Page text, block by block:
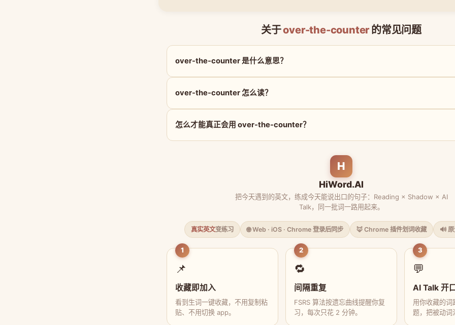
关于over-the-counter 的常见问题
over-the-counter 是什么意思？
over-the-counter 怎么读？
怎么才能真正会用 over-the-counter？
H
HiWord.AI
把今天遇到的英文，练成今天能说出口的句子：Reading × Shadow × AI
Talk，同一批词一路用起来。
真实英文变练习 🌐 Web · iOS · Chrome 登录后同步 🦊 Chrome 插件划词收藏 🔊
1
📌
收藏即加入
看到生词一键收藏，不用复制粘
贴、不用切换 app。
2
🔁
间隔重复
FSRS 算法按遗忘曲线提醒你复
习，每次只花 2 分钟。
3
💬
AI Talk 开
用你收藏的词
题，把被动词